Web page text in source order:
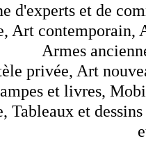
d'experts et de
Art contemporain,
Armes
privée, Art
et livres,
Tableaux et